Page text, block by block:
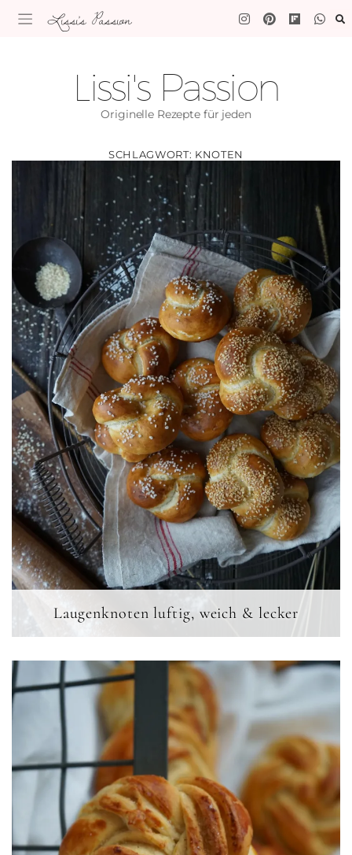
Lissi's Passion
Lissi's Passion
Originelle Rezepte für jeden
SCHLAGWORT: KNOTEN
Laugenknoten luftig, weich & lecker